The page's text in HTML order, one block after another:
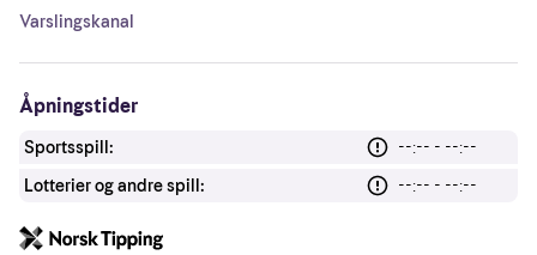
Varslingskanal
Åpningstider
Sportsspill:
--:-- - --:--
Lotterier og andre spill:
--:-- - --:--